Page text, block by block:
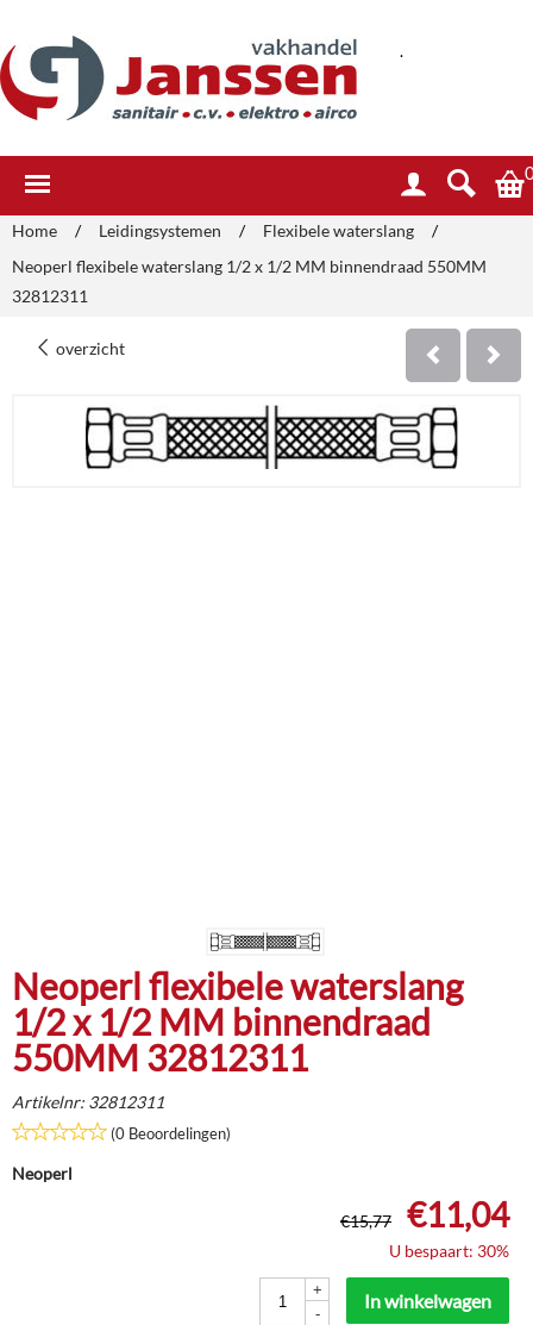
.
Home / Leidingsystemen / Flexibele waterslang
/
Neoperl flexibele waterslang 1/2 x 1/2 MM binnendraad 550MM
32812311
overzicht
Neoperl flexibele waterslang
1/2 x 1/2 MM binnendraad
550MM 32812311
Artikelnr: 32812311
(0 Beoordelingen)
Neoperl
€15,77 €11,04
U bespaart: 30%
+
-
In winkelwagen